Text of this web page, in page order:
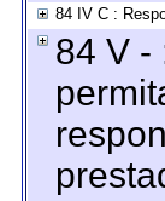
84 IV C :
84 V -